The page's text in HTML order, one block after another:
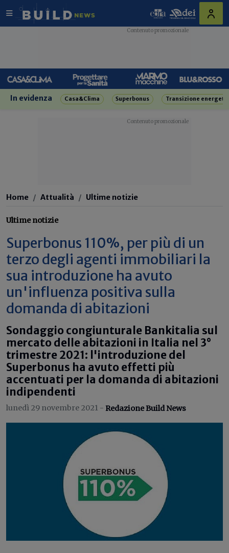
In evidenza Casa&Clima Superbonus Transizione
Home Attualità Ultime notizie
Ultime notizie
Superbonus 110%, per più di un
terzo degli agenti immobiliari la
sua introduzione ha avuto
un'influenza positiva sulla
domanda di abitazioni
Sondaggio congiunturale Bankitalia sul
mercato delle abitazioni in Italia nel 3°
trimestre 2021: l'introduzione del
Superbonus ha avuto effetti più
accentuati per la domanda di abitazioni
indipendenti
lunedì 29 novembre 2021 - Redazione Build News